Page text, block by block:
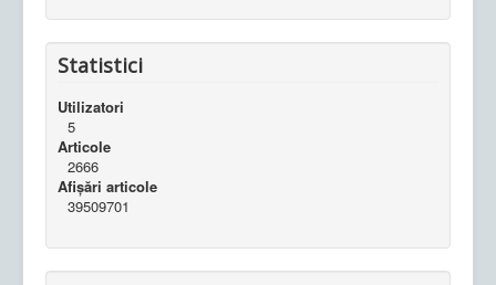
Statistici
Utilizatori
5
Articole
2666
Afișări articole
39509701